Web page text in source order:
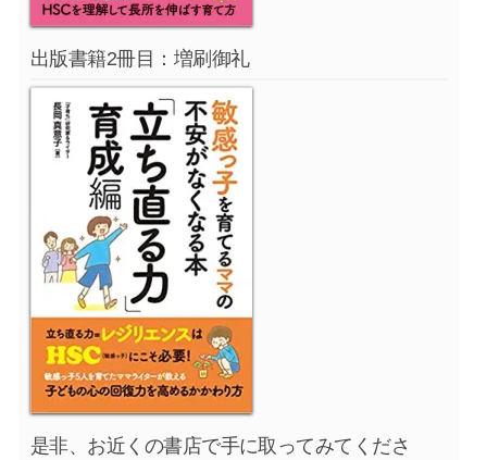
出版書籍2冊目：増刷御礼
是非、お近くの書店で手に取ってみてくださ